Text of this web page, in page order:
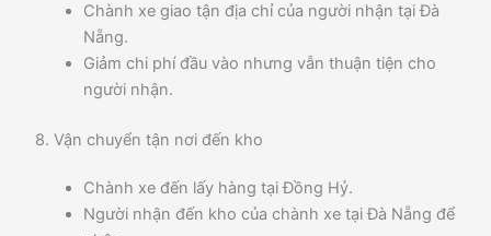
Chành xe giao tận địa chỉ của người nhận tại Đà
Nẵng.
Giảm chi phí đầu vào nhưng vẫn thuận tiện cho
người nhận.
8. Vận chuyển tận nơi đến kho
Chành xe đến lấy hàng tại Đồng Hỷ.
Người nhận đến kho của chành xe tại Đà Nẵng để